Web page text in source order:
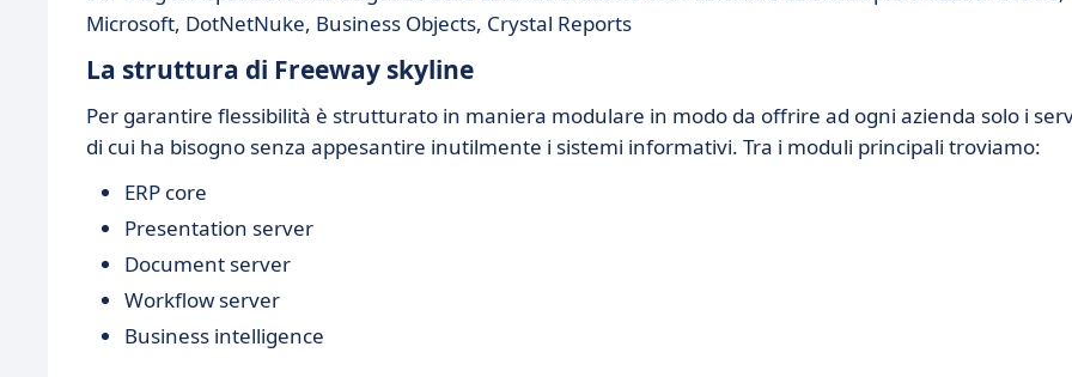
Microsoft, DotNetNuke, Business Objects, Crystal Reports
La struttura di Freeway skyline
Per garantire flessibilità è strutturato in maniera modulare in modo da offrire ad ogni azienda solo i
di cui ha bisogno senza appesantire inutilmente i sistemi informativi. Tra i moduli principali troviamo:
ERP core
Presentation server
Document server
Workflow server
Business intelligence